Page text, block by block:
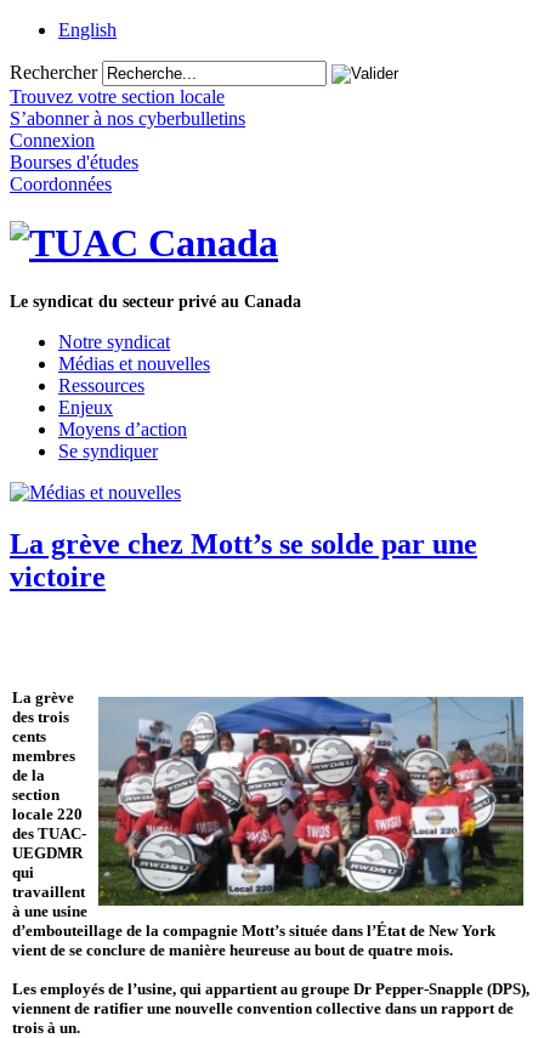
English
Rechercher
Trouvez votre section locale
S’abonner à nos cyberbulletins
Connexion
Bourses d'études
Coordonnées
Le syndicat du secteur privé au Canada
Notre syndicat
Médias et nouvelles
Ressources
Enjeux
Moyens d’action
Se syndiquer
La grève chez Mott’s se solde par une
victoire
La grève
des trois
cents
membres
de la
section
locale 220
des TUAC-
UEGDMR
qui
travaillent
à une usine
d’embouteillage de la compagnie Mott’s située dans l’État de New York
vient de se conclure de manière heureuse au bout de quatre mois.
Les employés de l’usine, qui appartient au groupe Dr Pepper-Snapple (DPS),
viennent de ratifier une nouvelle convention collective dans un rapport de
trois à un.